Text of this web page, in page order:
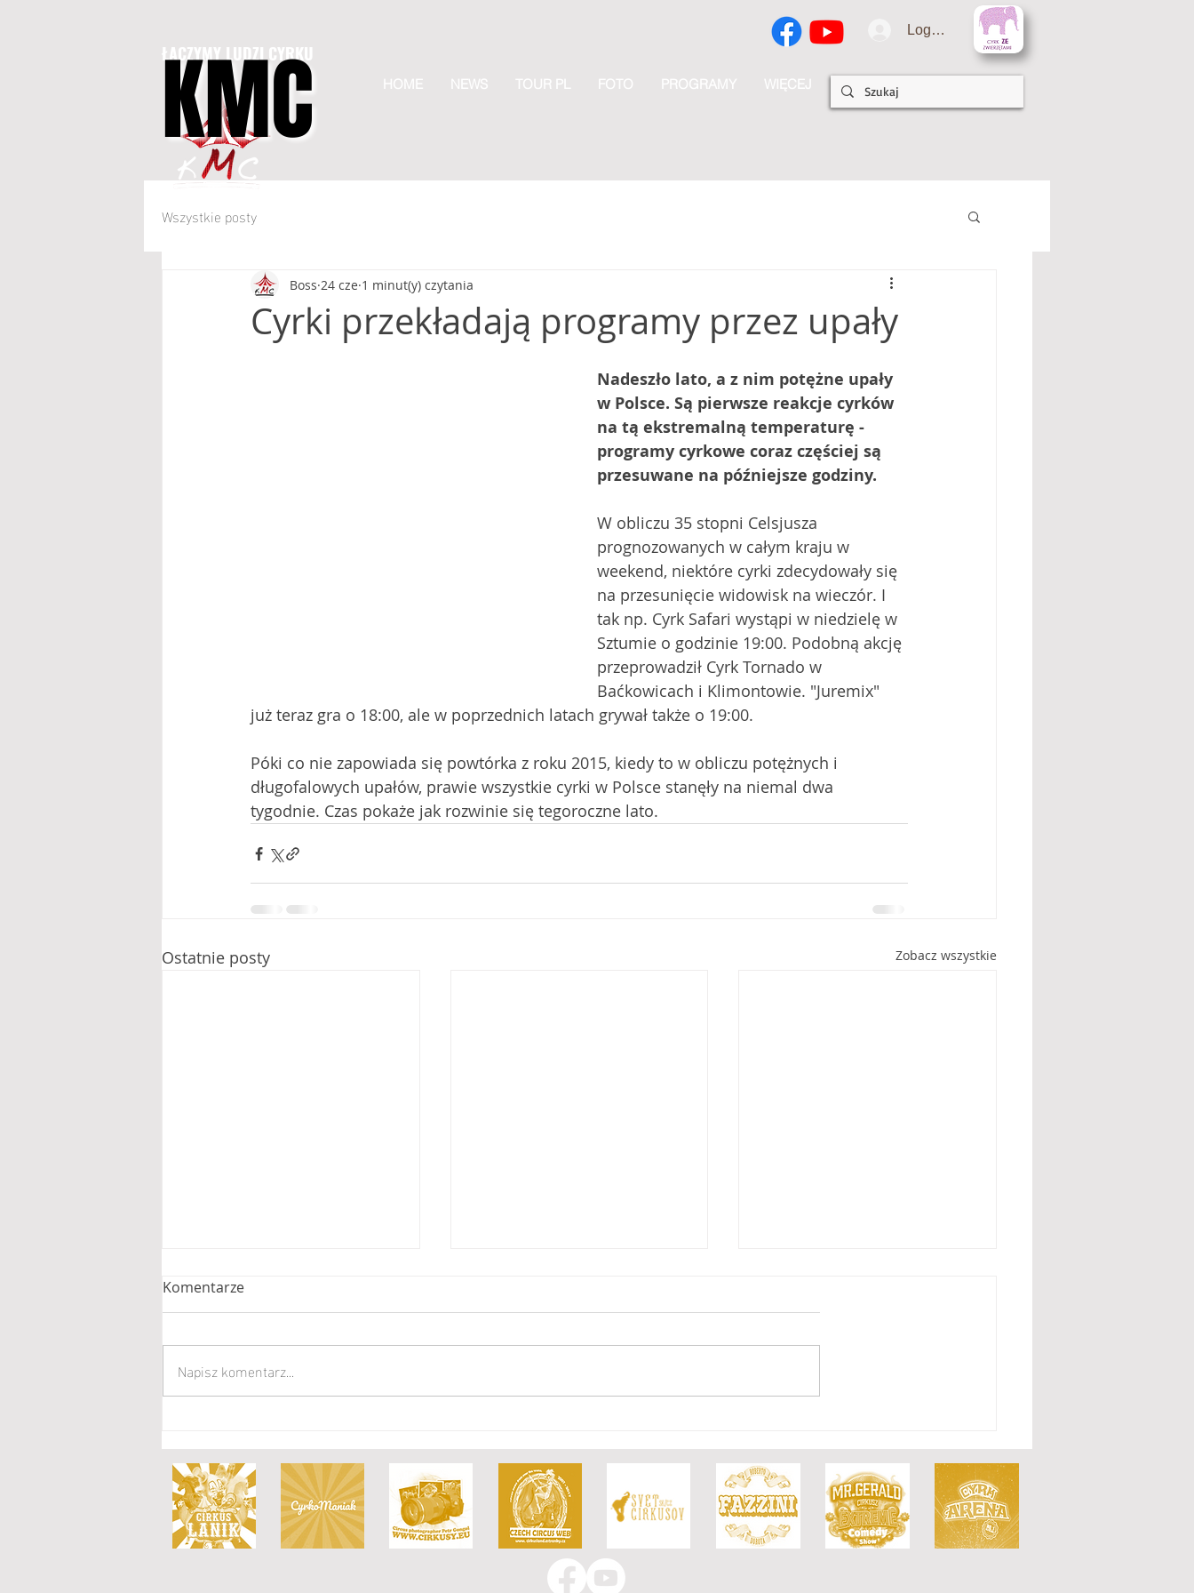
ŁĄCZYMY LUDZI CYRKU
KMC
KMC
Logowanie
HOME NEWS TOUR PL FOTO PROGRAMY WIĘCEJ
Wszystkie posty
Cyrki przekładają programy przez upały
Boss 24 cze 1 minut(y) czytania
Nadeszło lato, a z nim potężne upały
w Polsce. Są pierwsze reakcje cyrków
na tą ekstremalną temperaturę -
programy cyrkowe coraz częściej są
przesuwane na późniejsze godziny.
W obliczu 35 stopni Celsjusza
prognozowanych w całym kraju w
weekend, niektóre cyrki zdecydowały się
na przesunięcie widowisk na wieczór. I
tak np. Cyrk Safari wystąpi w niedzielę w
Sztumie o godzinie 19:00. Podobną akcję
przeprowadził Cyrk Tornado w
Baćkowicach i Klimontowie. "Juremix"
już teraz gra o 18:00, ale w poprzednich latach grywał także o 19:00.
Póki co nie zapowiada się powtórka z roku 2015, kiedy to w obliczu potężnych i
długofalowych upałów, prawie wszystkie cyrki w Polsce stanęły na niemal dwa
tygodnie. Czas pokaże jak rozwinie się tegoroczne lato.
Ostatnie posty Zobacz wszystkie
Floriana Richtera
Humberto
"Imperiala"
Komentarze
Napisz komentarz...